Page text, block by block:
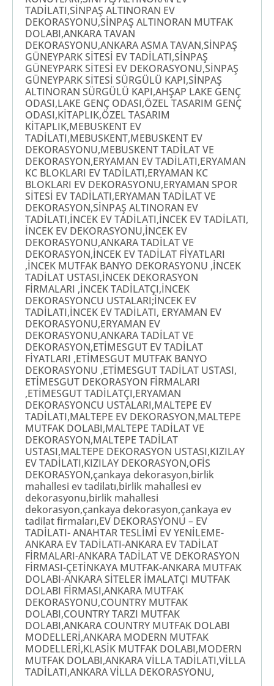
TADİLATI,SİNPAŞ ALTINORAN EV
DEKORASYONU,SİNPAŞ ALTINORAN MUTFAK
DOLABI,ANKARA TAVAN
DEKORASYONU,ANKARA ASMA TAVAN,SİNPAŞ
GÜNEYPARK SİTESİ EV TADİLATI,SİNPAŞ
GÜNEYPARK SİTESİ EV DEKORASYONU,SİNPAŞ
GÜNEYPARK SİTESİ SÜRGÜLÜ KAPI,SİNPAŞ
ALTINORAN SÜRGÜLÜ KAPI,AHŞAP LAKE GENÇ
ODASI,LAKE GENÇ ODASI,ÖZEL TASARIM GENÇ
ODASI,KİTAPLIK,ÖZEL TASARIM
KİTAPLIK,MEBUSKENT EV
TADİLATI,MEBUSKENT,MEBUSKENT EV
DEKORASYONU,MEBUSKENT TADİLAT VE
DEKORASYON,ERYAMAN EV TADİLATI,ERYAMAN
KC BLOKLARI EV TADİLATI,ERYAMAN KC
BLOKLARI EV DEKORASYONU,ERYAMAN SPOR
SİTESİ EV TADİLATI,ERYAMAN TADİLAT VE
DEKORASYON,SİNPAŞ ALTINORAN EV
TADİLATI,İNCEK EV TADİLATI,İNCEK EV TADİLATI,
İNCEK EV DEKORASYONU,İNCEK EV
DEKORASYONU,ANKARA TADİLAT VE
DEKORASYON,İNCEK EV TADİLAT FİYATLARI
,İNCEK MUTFAK BANYO DEKORASYONU ,İNCEK
TADİLAT USTASI,İNCEK DEKORASYON
FİRMALARI ,İNCEK TADİLATÇI,İNCEK
DEKORASYONCU USTALARI;İNCEK EV
TADİLATI,İNCEK EV TADİLATI, ERYAMAN EV
DEKORASYONU,ERYAMAN EV
DEKORASYONU,ANKARA TADİLAT VE
DEKORASYON,ETİMESGUT EV TADİLAT
FİYATLARI ,ETİMESGUT MUTFAK BANYO
DEKORASYONU ,ETİMESGUT TADİLAT USTASI,
ETİMESGUT DEKORASYON FİRMALARI
,ETİMESGUT TADİLATÇI,ERYAMAN
DEKORASYONCU USTALARI,MALTEPE EV
TADİLATI,MALTEPE EV DEKORASYON,MALTEPE
MUTFAK DOLABI,MALTEPE TADİLAT VE
DEKORASYON,MALTEPE TADİLAT
USTASI,MALTEPE DEKORASYON USTASI,KIZILAY
EV TADİLATI,KIZILAY DEKORASYON,OFİS
DEKORASYON,çankaya dekorasyon,birlik
mahallesi ev tadilatı,birlik mahallesi ev
dekorasyonu,birlik mahallesi
dekorasyon,çankaya dekorasyon,çankaya ev
tadilat firmaları,EV DEKORASYONU – EV
TADİLATI- ANAHTAR TESLİMİ EV YENİLEME-
ANKARA EV TADİLATI-ANKARA EV TADİLAT
FİRMALARI-ANKARA TADİLAT VE DEKORASYON
FİRMASI-ÇETİNKAYA MUTFAK-ANKARA MUTFAK
DOLABI-ANKARA SİTELER İMALATÇI MUTFAK
DOLABI FİRMASI,ANKARA MUTFAK
DEKORASYONU,COUNTRY MUTFAK
DOLABI,COUNTRY TARZI MUTFAK
DOLABI,ANKARA COUNTRY MUTFAK DOLABI
MODELLERİ,ANKARA MODERN MUTFAK
MODELLERİ,KLASİK MUTFAK DOLABI,MODERN
MUTFAK DOLABI,ANKARA VİLLA TADİLATI,VİLLA
TADİLATI,ANKARA VİLLA DEKORASYONU,